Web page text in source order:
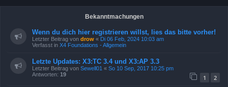
Bekanntmachungen
Wenn du dich hier registrieren willst, lies das bitte vorher!
Letzter Beitrag von drow « Di 06 Feb, 2024 10:03 am
Verfasst in X4 Foundations - Allgemein
Letzte Updates: X3:TC 3.4 und X3:AP 3.3
Letzter Beitrag von Sewell01 « So 10 Sep, 2017 10:25 pm
Antworten: 19 1 2